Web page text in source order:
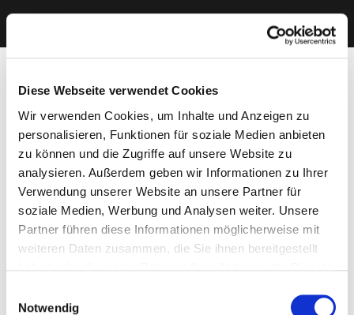
Diese Webseite verwendet Cookies
Wir verwenden Cookies, um Inhalte und Anzeigen zu
personalisieren, Funktionen für soziale Medien anbieten
zu können und die Zugriffe auf unsere Website zu
analysieren. Außerdem geben wir Informationen zu Ihrer
Verwendung unserer Website an unsere Partner für
soziale Medien, Werbung und Analysen weiter. Unsere
Partner führen diese Informationen möglicherweise mit
weiteren Daten zusammen, die Sie ihnen bereitgestellt
Cookies, wenn Sie unsere Webseite weiterhin nutzen.
Notwendig